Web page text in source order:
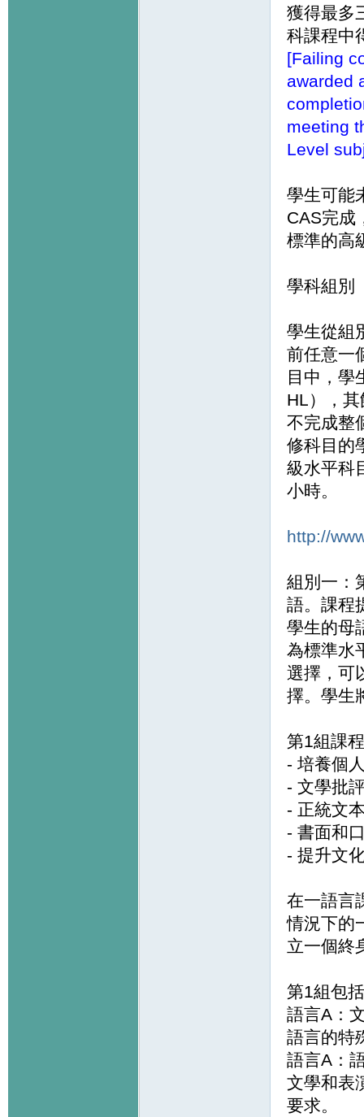
獲得最多
科課程中
[Failing
awarded
meeting
Level
學生可能
CAS完成
標準的高
學科組別
學生從組
前任意一
目中，學
HL），
不完成整
修科目的
級水平科
小時。
http://
組別一：
語。課程
學生的母
為標準水
選擇，可
擇。學生
第1組課
- 培養個
- 文學批
- 正統文
- 書面和
- 提升文
在一語言
情況下的
立一個終
第1組包
語言A：
語言的特
語言A：
文學和表
要求。